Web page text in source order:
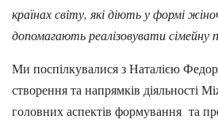
країнах світу, які діють у формі
допомагають реалізовувати сімейну
Ми поспілкувалися з Наталією
створення та напрямків діяльності
головних аспектів формування та